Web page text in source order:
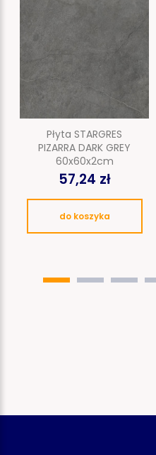
Płyta STARGRES
PIZARRA DARK GREY
60x60x2cm
57,24 zł
do koszyka